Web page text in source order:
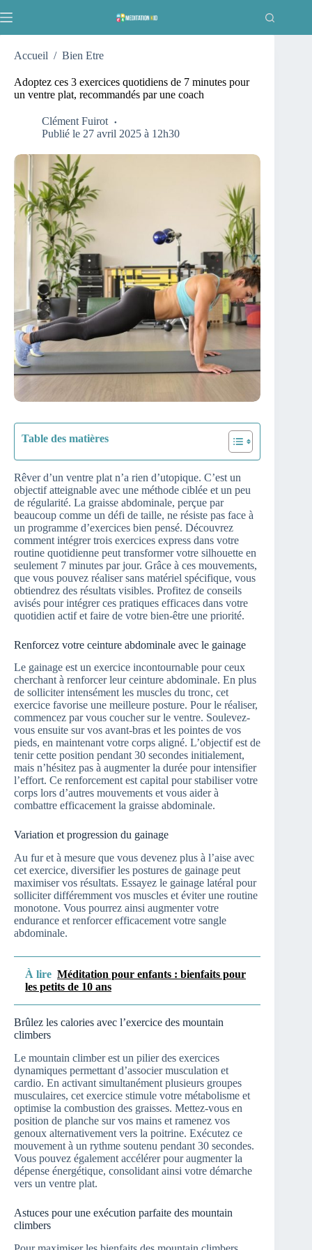
au
Accueil / Bien Etre
Adoptez ces 3 exercices quotidiens de 7 minutes pour
un ventre plat, recommandés par une coach
Clément Fuirot
Publié le 27 avril 2025 à 12h30
Table des matières
Rêver d’un ventre plat n’a rien d’utopique. C’est un
objectif atteignable avec une méthode ciblée et un peu
de régularité. La graisse abdominale, perçue par
beaucoup comme un défi de taille, ne résiste pas face à
un programme d’exercices bien pensé. Découvrez
comment intégrer trois exercices express dans votre
routine quotidienne peut transformer votre silhouette en
seulement 7 minutes par jour. Grâce à ces mouvements,
que vous pouvez réaliser sans matériel spécifique, vous
obtiendrez des résultats visibles. Profitez de conseils
avisés pour intégrer ces pratiques efficaces dans votre
quotidien actif et faire de votre bien-être une priorité.
Renforcez votre ceinture abdominale avec le gainage
Le gainage est un exercice incontournable pour ceux
cherchant à renforcer leur ceinture abdominale. En plus
de solliciter intensément les muscles du tronc, cet
exercice favorise une meilleure posture. Pour le réaliser,
commencez par vous coucher sur le ventre. Soulevez-
vous ensuite sur vos avant-bras et les pointes de vos
pieds, en maintenant votre corps aligné. L’objectif est de
tenir cette position pendant 30 secondes initialement,
mais n’hésitez pas à augmenter la durée pour intensifier
l’effort. Ce renforcement est capital pour stabiliser votre
corps lors d’autres mouvements et vous aider à
combattre efficacement la graisse abdominale.
Variation et progression du gainage
Au fur et à mesure que vous devenez plus à l’aise avec
cet exercice, diversifier les postures de gainage peut
maximiser vos résultats. Essayez le gainage latéral pour
solliciter différemment vos muscles et éviter une routine
monotone. Vous pourrez ainsi augmenter votre
endurance et renforcer efficacement votre sangle
abdominale.
À lire Méditation pour enfants : bienfaits pour
les petits de 10 ans
Brûlez les calories avec l’exercice des mountain
climbers
Le mountain climber est un pilier des exercices
dynamiques permettant d’associer musculation et
cardio. En activant simultanément plusieurs groupes
musculaires, cet exercice stimule votre métabolisme et
optimise la combustion des graisses. Mettez-vous en
position de planche sur vos mains et ramenez vos
genoux alternativement vers la poitrine. Exécutez ce
mouvement à un rythme soutenu pendant 30 secondes.
Vous pouvez également accélérer pour augmenter la
dépense énergétique, consolidant ainsi votre démarche
vers un ventre plat.
Astuces pour une exécution parfaite des mountain
climbers